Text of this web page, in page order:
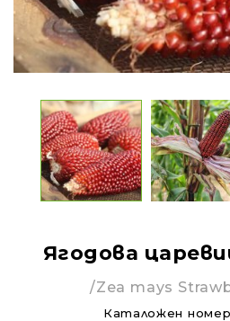
Ягодова
/Zea mays
Каталожен номер